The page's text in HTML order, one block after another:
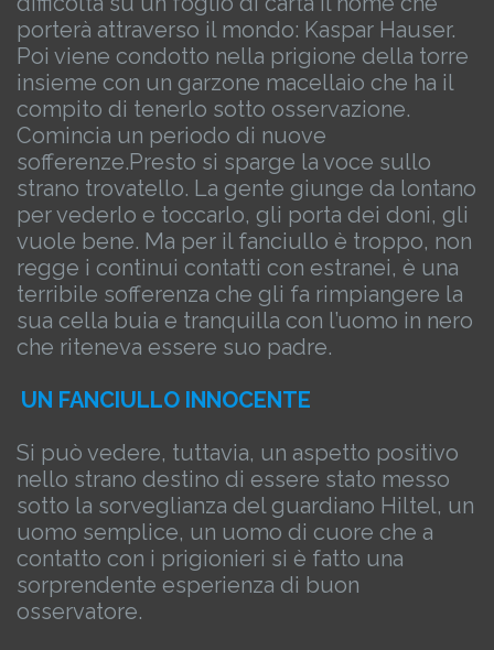
porterà attraverso il mondo: Kaspar Hauser.
Poi viene condotto nella prigione della torre
insieme con un garzone macellaio che ha il
compito di tenerlo sotto osservazione.
Comincia un periodo di nuove
sofferenze.Presto si sparge la voce sullo
strano trovatello. La gente giunge da lontano
per vederlo e toccarlo, gli porta dei doni, gli
vuole bene. Ma per il fanciullo è troppo, non
regge i continui contatti con estranei, è una
terribile sofferenza che gli fa rimpiangere la
sua cella buia e tranquilla con l’uomo in nero
che riteneva essere suo padre.
UN FANCIULLO INNOCENTE
Si può vedere, tuttavia, un aspetto positivo
nello strano destino di essere stato messo
sotto la sorveglianza del guardiano Hiltel, un
uomo semplice, un uomo di cuore che a
contatto con i prigionieri si è fatto una
sorprendente esperienza di buon
osservatore.